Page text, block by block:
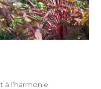
à l’harmonie